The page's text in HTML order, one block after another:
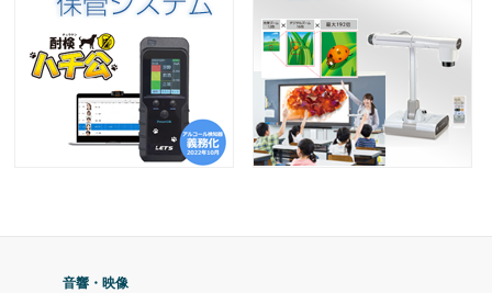
音響・映像